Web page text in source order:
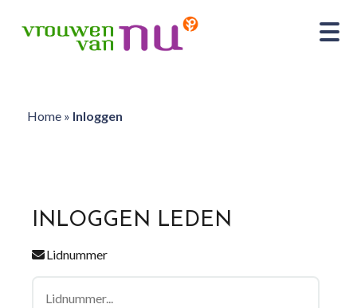
Home» Inloggen
INLOGGEN LEDEN
Lidnummer